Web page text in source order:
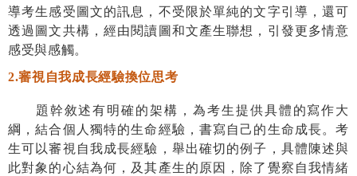
導考生感受圖文的訊息，不受限於單純的文字引導，還可
透過圖文共構，經由閱讀圖和文產生聯想，引發更多情意
感受與感觸。
2.審視自我成長經驗換位思考
題幹敘述有明確的架構，為考生提供具體的寫作大
綱，結合個人獨特的生命經驗，書寫自己的生命成長。考
生可以審視自我成長經驗，舉出確切的例子，具體陳述與
此對象的心結為何，及其產生的原因，除了覺察自我情緒